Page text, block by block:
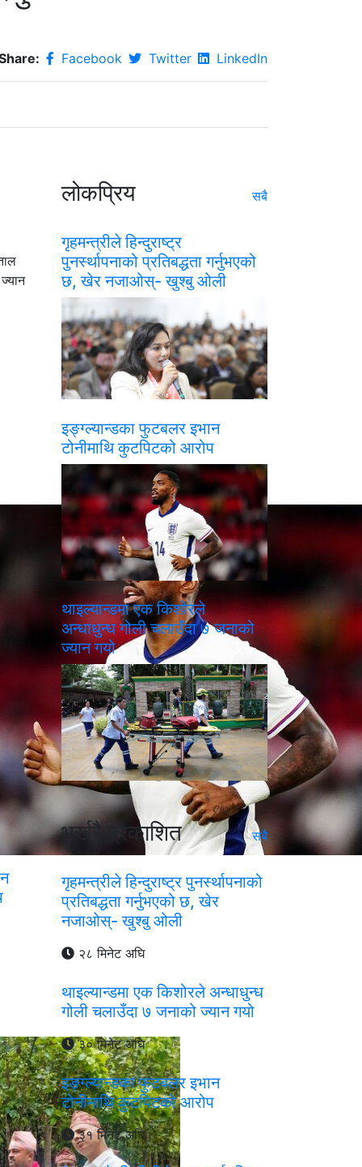
Facebook Twitter LinkedIn
लोकप्रिय सबै
गृहमन्त्रीले हिन्दुराष्ट्र
पुनर्स्थापनाको प्रतिबद्धता गर्नुभएको
छ, खेर नजाओस्- खुश्बु ओली
इङ्ग्ल्यान्डका फुटबलर इभान
टोनीमाथि कुटपिटको आरोप
थाइल्यान्डमा एक किशोरले
अन्धाधुन्ध गोली चलाउँदा ७ जनाको
ज्यान गयो
भर्खरै प्रकाशित सबै
गृहमन्त्रीले हिन्दुराष्ट्र पुनर्स्थापनाको
प्रतिबद्धता गर्नुभएको छ, खेर
नजाओस्- खुश्बु ओली
२८ मिनेट अघि
थाइल्यान्डमा एक किशोरले अन्धाधुन्ध
गोली चलाउँदा ७ जनाको ज्यान गयो
३० मिनेट अघि
इङ्ग्ल्यान्डका फुटबलर इभान
टोनीमाथि कुटपिटको आरोप
३१ मिनेट अघि